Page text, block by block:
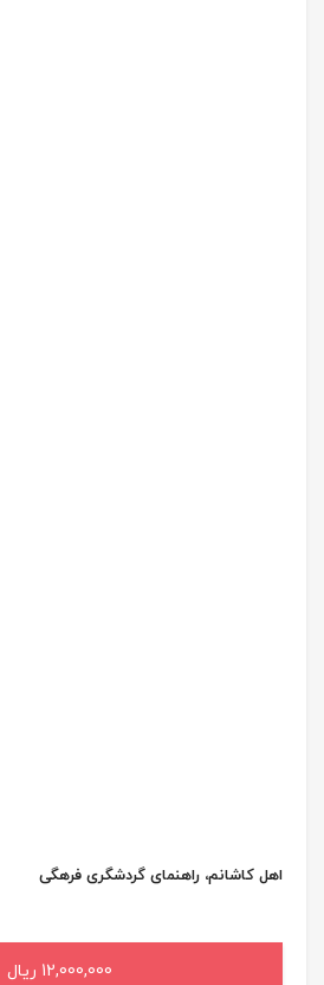
اهل کاشانم، راهنمای گردشگری فرهگی
12,000,000 ریال
افزودن به سبد خرید